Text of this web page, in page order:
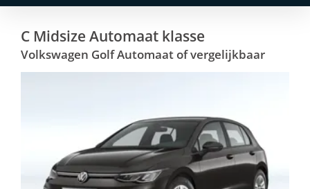
C Midsize Automaat klasse
Volkswagen Golf Automaat of vergelijkbaar